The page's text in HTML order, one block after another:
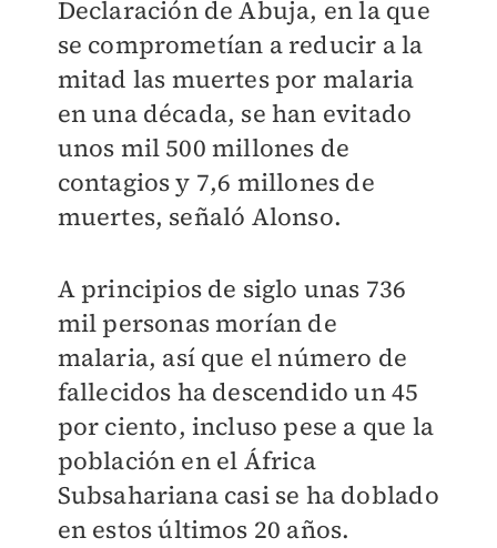
Declaración de Abuja, en la que
se comprometían a reducir a la
mitad las muertes por malaria
en una década, se han evitado
unos mil 500 millones de
contagios y 7,6 millones de
muertes, señaló Alonso.
A principios de siglo unas 736
mil personas morían de
malaria, así que el número de
fallecidos ha descendido un 45
por ciento, incluso pese a que la
población en el África
Subsahariana casi se ha doblado
en estos últimos 20 años.